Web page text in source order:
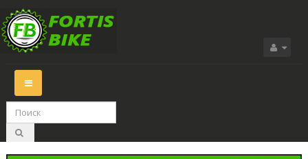
Переключить
навигации